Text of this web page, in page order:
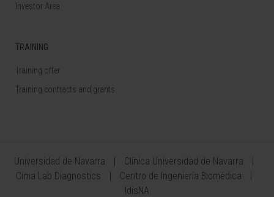
Investor Area
TRAINING
Training offer
Training contracts and grants
Universidad de Navarra
Clínica Universidad de Navarra
Cima Lab Diagnostics
Centro de Ingeniería Biomédica
IdisNA